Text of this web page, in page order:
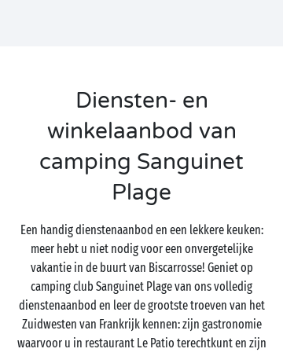
Diensten- en
winkelaanbod van
camping Sanguinet
Plage
Een handig dienstenaanbod en een lekkere keuken:
meer hebt u niet nodig voor een onvergetelijke
vakantie in de buurt van Biscarrosse! Geniet op
camping club Sanguinet Plage van ons volledig
dienstenaanbod en leer de grootste troeven van het
Zuidwesten van Frankrijk kennen: zijn gastronomie
waarvoor u in restaurant Le Patio terechtkunt en zijn